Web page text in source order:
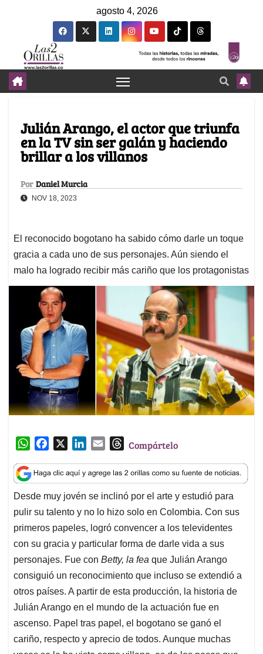
agosto 4, 2026
Julián Arango, el actor que triunfa
en la TV sin ser galán y haciendo
brillar a los villanos
Por Daniel Murcia
NOV 18, 2023
El reconocido bogotano ha sabido cómo darle un toque
gracia a cada uno de sus personajes. Aún siendo el
malo ha logrado recibir más cariño que los protagonistas
W
a
t
s
A
p
p
c
e
b
o
o
k
n
k
e
d
I
n
a
i
l
T
r
e
a
d
s
Compártelo
Desde muy jovén se inclinó por el arte y estudió para
pulir su talento y no lo hizo solo en Colombia. Con sus
primeros papeles, logró convencer a los televidentes
con su gracia y particular forma de darle vida a sus
personajes. Fue con Betty, la fea que Julián Arango
consiguió un reconocimiento que incluso se extendió a
otros países. A partir de esta producción, la historia de
Julián Arango en el mundo de la actuación fue en
ascenso. Papel tras papel, el bogotano se ganó el
cariño, respecto y aprecio de todos. Aunque muchas